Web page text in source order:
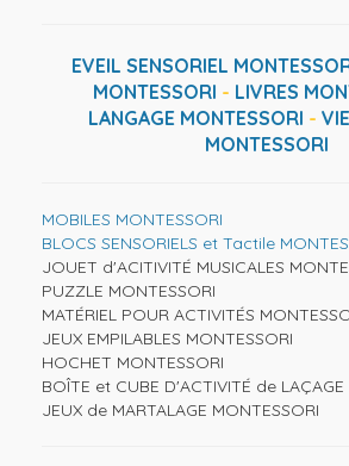
EVEIL SENSORIEL
MONTESSORI - LIVRES
LANGAGE MONTESSORI -
MONTESSORI
MOBILES MONTESSORI
BLOCS SENSORIELS et Tactile
JOUET d'ACITIVITÉ MUSICALES
PUZZLE MONTESSORI
MATÉRIEL POUR ACTIVITÉS
JEUX EMPILABLES MONTESSORI
HOCHET MONTESSORI
BOÎTE et CUBE D'ACTIVITÉ de LAÇAGE
JEUX de MARTALAGE MONTESSORI